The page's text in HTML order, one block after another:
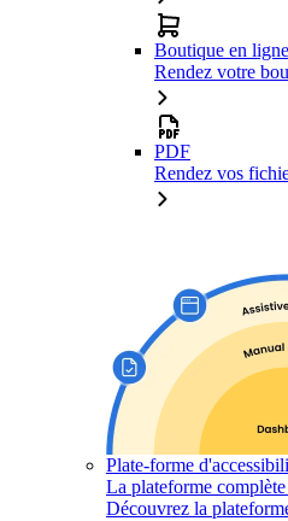
Boutique en ligne
Rendez votre
PDF
Rendez vos
Plate-forme
La plateforme
Découvrez la